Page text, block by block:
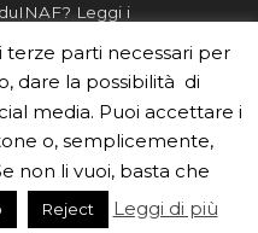
Leggi i
risponde, per
scrivici a
inaf.it oppure
terze parti necessari per
dare la possibilità di
media. Puoi accettare i
o, semplicemente,
non li vuoi, basta che
Reject Leggi di più